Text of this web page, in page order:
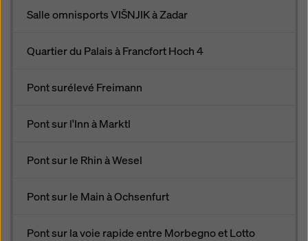
Salle omnisports VIŠNJIK à Zadar
Quartier du Palais à Francfort Hoch 4
Pont surélevé Freimann
Pont sur l'Inn à Marktl
Pont sur le Rhin à Wesel
Pont sur le Main à Ochsenfurt
Pont sur la voie rapide entre Morbegno et Lotto